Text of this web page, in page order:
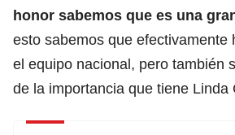
honor sabemos que es una
esto sabemos que efectivamente
el equipo nacional, pero también
de la importancia que tiene Linda